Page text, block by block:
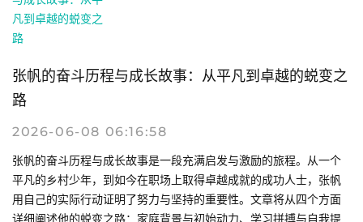
张帆的奋斗历程与成长故事：从平凡到卓越的蜕变之
路
2026-06-08 06:16:58
张帆的奋斗历程与成长故事是一段充满启发与激励的旅程。从一个
平凡的乡村少年，到如今在职场上取得卓越成就的成功人士，张帆
用自己的实际行动证明了努力与坚持的重要性。文章将从四个方面
详细阐述他的蜕变之路：家庭背景与初始动力、学习拼搏与自我提